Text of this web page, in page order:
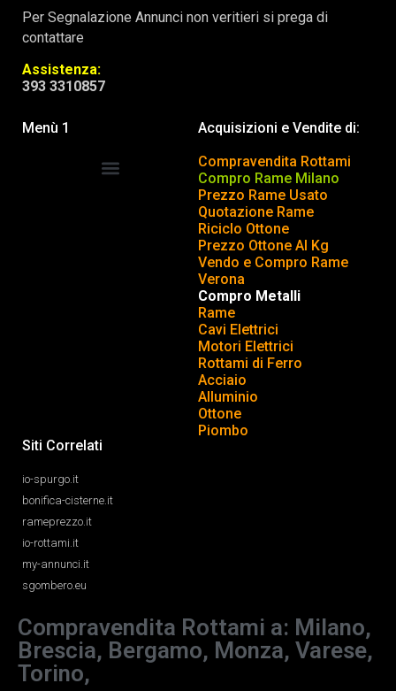
Per Segnalazione Annunci non veritieri si prega di
contattare
Assistenza:
393 3310857
Menù 1
Acquisizioni e Vendite di:
Compravendita Rottami
Compro Rame Milano
Prezzo Rame Usato
Quotazione Rame
Riciclo Ottone
Prezzo Ottone Al Kg
Vendo e Compro Rame
Verona
Compro Metalli
Rame
Cavi Elettrici
Motori Elettrici
Rottami di Ferro
Acciaio
Alluminio
Ottone
Piombo
Siti Correlati
io-spurgo.it
bonifica-cisterne.it
rameprezzo.it
io-rottami.it
my-annunci.it
sgombero.eu
Compravendita Rottami a: Milano,
Brescia, Bergamo, Monza, Varese,
Torino,